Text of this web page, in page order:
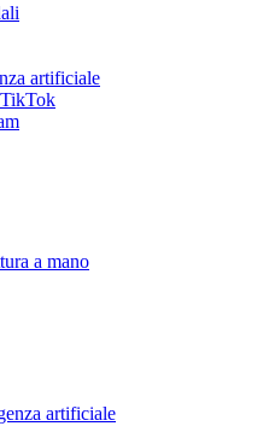
artificiale
a mano
artificiale